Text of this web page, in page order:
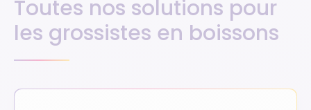
Toutes nos solutions pour
les grossistes en boissons